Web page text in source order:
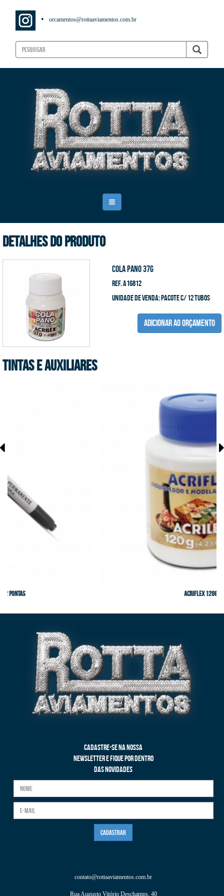
•orcamentos@rottaaviamentos.com.br
DETALHES DO PRODUTO
Cola Pano 37g
Ref. A16812
unidade de venda: pacote c/ 12 tubos
ADICIONAR AO ORÇAMENTO
Tintas e Auxiliares
CADASTRE-SE NA NOSSA
NEWSLETTER E FIQUE POR DENTRO
DAS NOVIDADES
contato@rottaaviamentos.com.br
Rua Augusto Vitório Deschamps, 40